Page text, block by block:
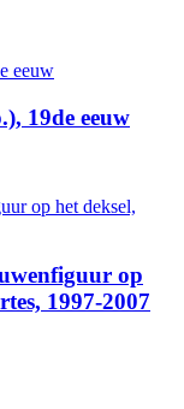
19de eeuw
op
1997-2007